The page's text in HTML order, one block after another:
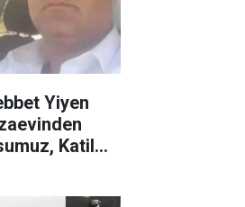
Yiyen
Katil